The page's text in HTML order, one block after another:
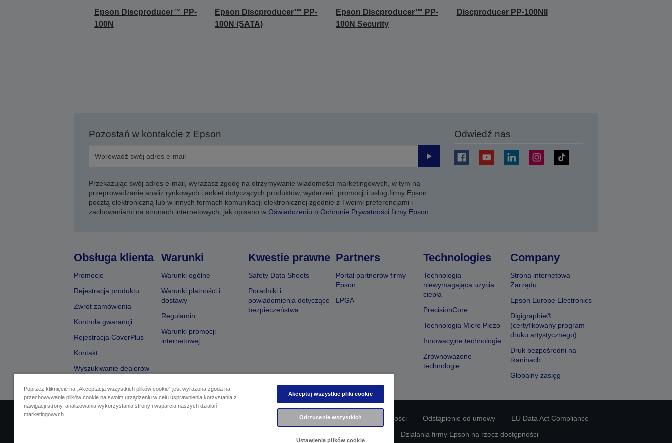
Epson Discproducer™ PP-
100N
Epson Discproducer™ PP-
100N (SATA)
Epson Discproducer™ PP-
100N Security
Discproducer PP-100NII
Pozostań w kontakcie z Epson
Prześlij
Przekazując swój adres e-mail, wyrażasz zgodę na otrzymywanie wiadomości marketingowych, w tym na
przeprowadzanie analiz rynkowych i ankiet dotyczących produktów, wydarzeń, promocji i usług firmy Epson
pocztą elektroniczną lub w innych formach komunikacji elektronicznej zgodnie z Twoimi preferencjami i
zachowaniami na stronach internetowych, jak opisano w Oświadczeniu o Ochronie Prywatności firmy Epson
Odwiedź nas
Obsługa klienta
Promocje
Rejestracja produktu
Zwrot zamówienia
Kontrola gwarancji
Rejestracja CoverPlus
Kontakt
Wyszukiwanie dealerów
Warunki
Warunki ogólne
Warunki płatności i
dostawy
Regulamin
Warunki promocji
internetowej
Kwestie prawne
Safety Data Sheets
Poradniki i
powiadomienia dotyczące
bezpieczeństwa
Partners
Portal partnerów firmy
Epson
LPGA
Technologies
Technologia
niewymagająca użycia
ciepła
PrecisionCore
Technologia Micro Piezo
Innowacyjne technologie
Zrównoważone
technologie
Company
Strona internetowa
Zarządu
Epson Europe Electronics
Digigraphie®
(certyfikowany program
druku artystycznego)
Druk bezpośredni na
tkaninach
Globalny zasięg
Oświadczenie dotyczące prywatności Odstąpienie od umowy
EU Data Act Compliance
Działania firmy Epson na rzecz dostępności
Poprzez kliknięcie na „Akceptacja wszystkich plików cookie” jest wyrażona zgoda na
przechowywanie plików cookie na swoim urządzeniu w celu usprawnienia korzystania z
nawigacji strony, analizowania wykorzystania strony i wsparcia naszych działań
marketingowych.
Akceptuj wszystkie pliki cookie
Odrzucenie wszystkich
Ustawienia plików cookie